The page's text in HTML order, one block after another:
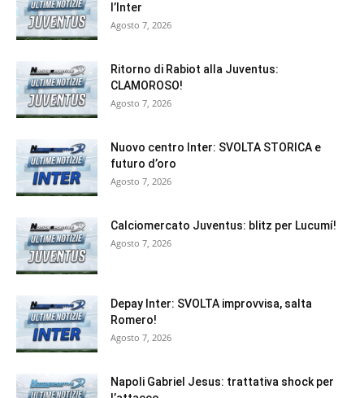
l’Inter
Agosto 7, 2026
Ritorno di Rabiot alla Juventus:
CLAMOROSO!
Agosto 7, 2026
Nuovo centro Inter: SVOLTA STORICA e
futuro d’oro
Agosto 7, 2026
Calciomercato Juventus: blitz per Lucumí!
Agosto 7, 2026
Depay Inter: SVOLTA improvvisa, salta
Romero!
Agosto 7, 2026
Napoli Gabriel Jesus: trattativa shock per